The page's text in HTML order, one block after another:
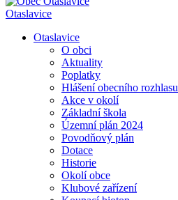
Otaslavice
Otaslavice
O obci
Aktuality
Poplatky
Hlášení obecního rozhlasu
Akce v okolí
Základní škola
Územní plán 2024
Povodňový plán
Dotace
Historie
Okolí obce
Klubové zařízení